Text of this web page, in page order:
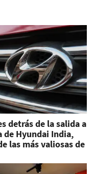
detrás de la salida a
de Hyundai India,
las más valiosas de